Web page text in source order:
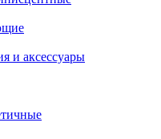
и аксессуары